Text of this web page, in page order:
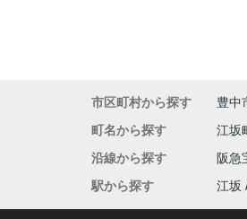
市区町村から探す 豊中
町名から探す
江坂
沿線から探す
阪急
駅から探す
江坂